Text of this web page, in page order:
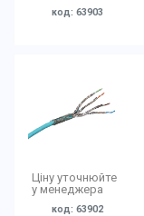
код: 63903
Ціну уточнюйте
у менеджера
код: 63902